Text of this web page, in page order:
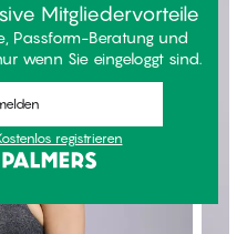
Mitgliedervorteile
Passform-Beratung und
wenn Sie eingeloggt sind.
registrieren